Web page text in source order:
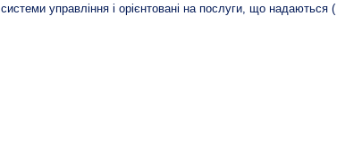
системи управління і орієнтовані на послуги, що надаються (